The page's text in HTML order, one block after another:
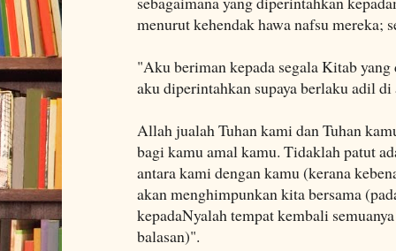
menurut kehendak hawa nafsu mereka;
"Aku beriman kepada segala Kitab
aku diperintahkan supaya berlaku adil di
Allah jualah Tuhan kami dan Tuhan
bagi kamu amal kamu. Tidaklah patut
antara kami dengan kamu (kerana
akan menghimpunkan kita bersama
kepadaNyalah tempat kembali
balasan)".